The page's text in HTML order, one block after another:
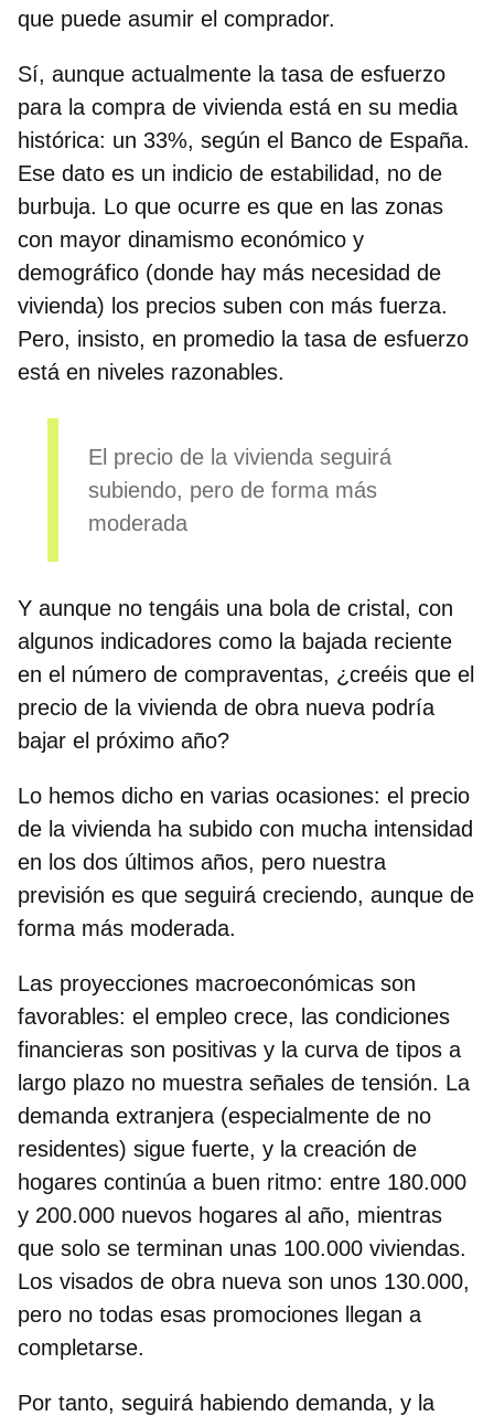
que puede asumir el comprador.
Sí, aunque actualmente la tasa de esfuerzo
para la compra de vivienda está en su media
histórica: un 33%, según el Banco de España.
Ese dato es un indicio de estabilidad, no de
burbuja. Lo que ocurre es que en las zonas
con mayor dinamismo económico y
demográfico (donde hay más necesidad de
vivienda) los precios suben con más fuerza.
Pero, insisto, en promedio la tasa de esfuerzo
está en niveles razonables.
El precio de la vivienda seguirá
subiendo, pero de forma más
moderada
Y aunque no tengáis una bola de cristal, con
algunos indicadores como la bajada reciente
en el número de compraventas, ¿creéis que el
precio de la vivienda de obra nueva podría
bajar el próximo año?
Lo hemos dicho en varias ocasiones: el precio
de la vivienda ha subido con mucha intensidad
en los dos últimos años, pero nuestra
previsión es que seguirá creciendo, aunque de
forma más moderada.
Las proyecciones macroeconómicas son
favorables: el empleo crece, las condiciones
financieras son positivas y la curva de tipos a
largo plazo no muestra señales de tensión. La
demanda extranjera (especialmente de no
residentes) sigue fuerte, y la creación de
hogares continúa a buen ritmo: entre 180.000
y 200.000 nuevos hogares al año, mientras
que solo se terminan unas 100.000 viviendas.
Los visados de obra nueva son unos 130.000,
pero no todas esas promociones llegan a
completarse.
Por tanto, seguirá habiendo demanda, y la